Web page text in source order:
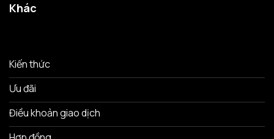
Khác
Kiến thức
Ưu đãi
Điều khoản giao dịch